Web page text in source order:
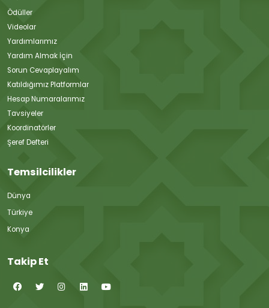
Ödüller
Videolar
Yardımlarımız
Yardım Almak İçin
Sorun Cevaplayalım
Katıldığımız Platformlar
Hesap Numaralarımız
Tavsiyeler
Koordinatörler
Şeref Defteri
Temsilcilikler
Dünya
Türkiye
Konya
Takip Et